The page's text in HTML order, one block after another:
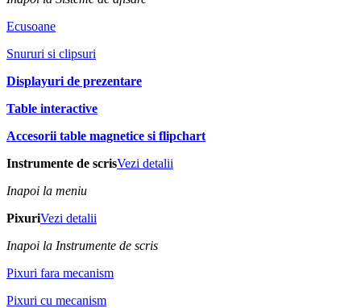
Ecusoane
Snururi si clipsuri
Displayuri de prezentare
Table interactive
Accesorii table magnetice si flipchart
Instrumente de scrisVezi detalii
Inapoi la meniu
PixuriVezi detalii
Inapoi la Instrumente de scris
Pixuri fara mecanism
Pixuri cu mecanism